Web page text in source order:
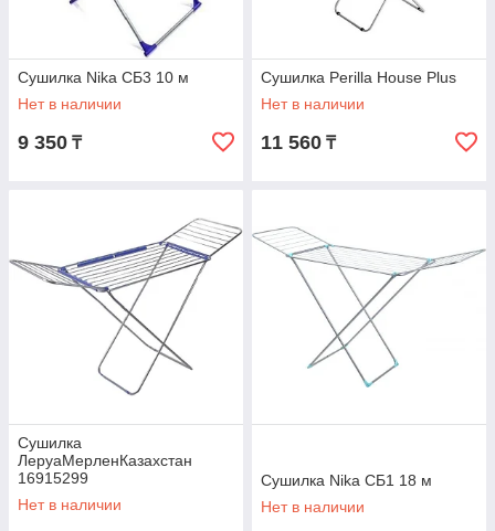
Сушилка Nika СБ3 10 м
Нет в наличии
9 350 ₸
Сушилка Perilla House Plus
Нет в наличии
11 560 ₸
Сушилка
ЛеруаМерленКазахстан
16915299
Нет в наличии
Сушилка Nika СБ1 18 м
Нет в наличии